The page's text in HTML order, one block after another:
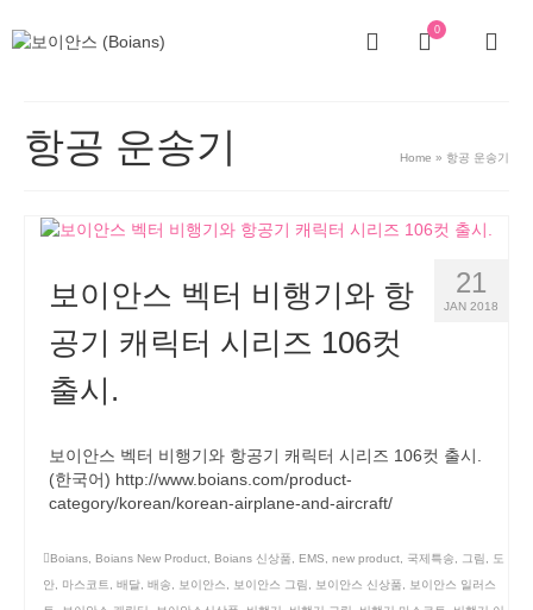
0
항공 운송기 Home » 항공 운송기
21
JAN 2018
보이안스 벡터 비행기와 항
공기 캐릭터 시리즈 106컷
출시.
보이안스 벡터 비행기와 항공기 캐릭터 시리즈 106컷 출시.
(한국어) http://www.boians.com/product-
category/korean/korean-airplane-and-aircraft/
Boians, Boians New Product, Boians 신상품, EMS, new product, 국제특송, 그림, 도
안, 마스코트, 배달, 배송, 보이안스, 보이안스 그림, 보이안스 신상품, 보이안스 일러스